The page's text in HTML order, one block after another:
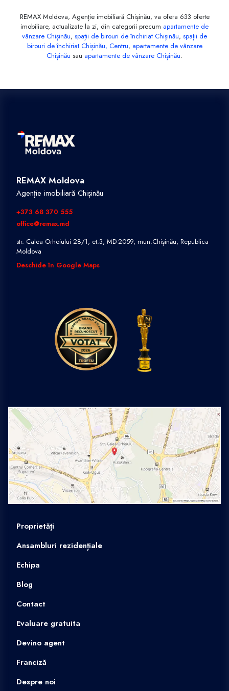
REMAX Moldova, Agenție imobiliară Chișinău, va ofera 633 oferte
imobiliare, actualizate la zi, din categorii precum apartamente de
vânzare Chișinău, spații de birouri de închiriat Chișinău, spații de
birouri de închiriat Chișinău, Centru, apartamente de vânzare
Chișinău sau apartamente de vânzare Chișinău.
REMAX Moldova
Agenție imobiliară Chișinău
+373 68 370 555
office@remax.md
str. Calea Orheiului 28/1, et.3, MD-2059, mun.Chișinău, Republica
Moldova
Deschide în Google Maps
Proprietăți
Ansambluri rezidențiale
Echipa
Blog
Contact
Evaluare gratuita
Devino agent
Franciză
Despre noi